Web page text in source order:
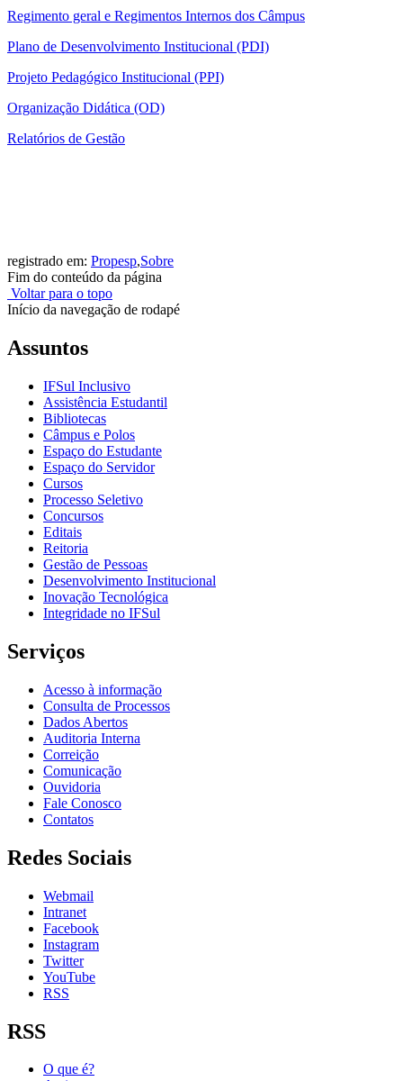
Regimento geral e Regimentos Internos dos Câmpus
Plano de Desenvolvimento Institucional (PDI)
Projeto Pedagógico Institucional (PPI)
Organização Didática (OD)
Relatórios de Gestão
registrado em: Propesp,Sobre
Fim do conteúdo da página
Voltar para o topo
Início da navegação de rodapé
Assuntos
IFSul Inclusivo
Assistência Estudantil
Bibliotecas
Câmpus e Polos
Espaço do Estudante
Espaço do Servidor
Cursos
Processo Seletivo
Concursos
Editais
Reitoria
Gestão de Pessoas
Desenvolvimento Institucional
Inovação Tecnológica
Integridade no IFSul
Serviços
Acesso à informação
Consulta de Processos
Dados Abertos
Auditoria Interna
Correição
Comunicação
Ouvidoria
Fale Conosco
Contatos
Redes Sociais
Webmail
Intranet
Facebook
Instagram
Twitter
YouTube
RSS
RSS
O que é?